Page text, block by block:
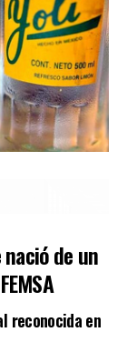
de un
reconocida en